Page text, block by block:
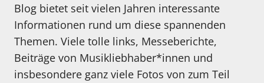
Blog bietet seit vielen Jahren interessante
Informationen rund um diese spannenden
Themen. Viele tolle links, Messeberichte,
Beiträge von Musikliebhaber*innen und
insbesondere ganz viele Fotos von zum Teil